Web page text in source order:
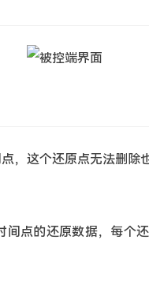
，这个还原点无法删除
间点的还原数据，每个